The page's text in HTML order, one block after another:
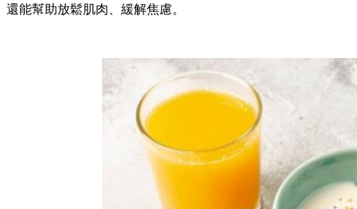
還能幫助放鬆肌肉、緩解焦慮。